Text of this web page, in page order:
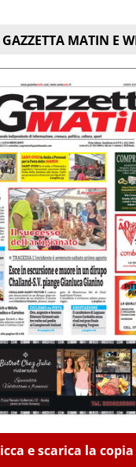
GAZZETTA MATIN E
e scarica la copia